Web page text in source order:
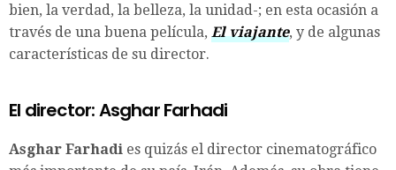
bien, la verdad, la belleza, la unidad-; en esta ocasión a
través de una buena película, El viajante, y de algunas
características de su director.
El director: Asghar Farhadi
Asghar Farhadi es quizás el director cinematográfico